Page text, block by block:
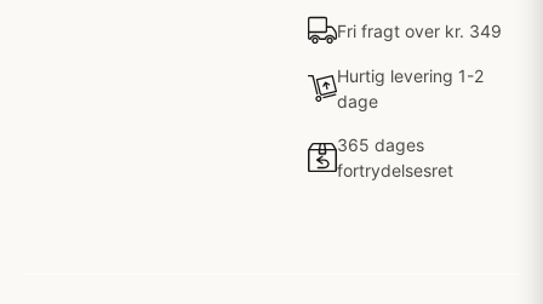
Fri fragt over kr. 349
Hurtig levering 1-2
dage
365 dages
fortrydelsesret